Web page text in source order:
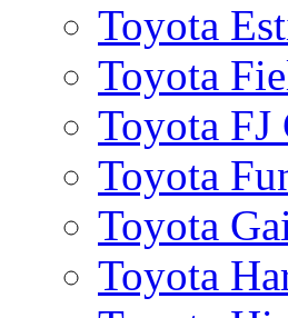
Toyota
Toyota
Toyota FJ
Toyota
Toyota
Toyota